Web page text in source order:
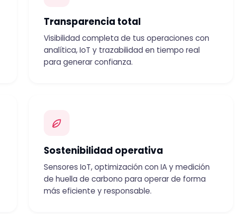
Transparencia total
Visibilidad completa de tus operaciones con
analítica, IoT y trazabilidad en tiempo real
para generar confianza.
Sostenibilidad operativa
Sensores IoT, optimización con IA y medición
de huella de carbono para operar de forma
más eficiente y responsable.